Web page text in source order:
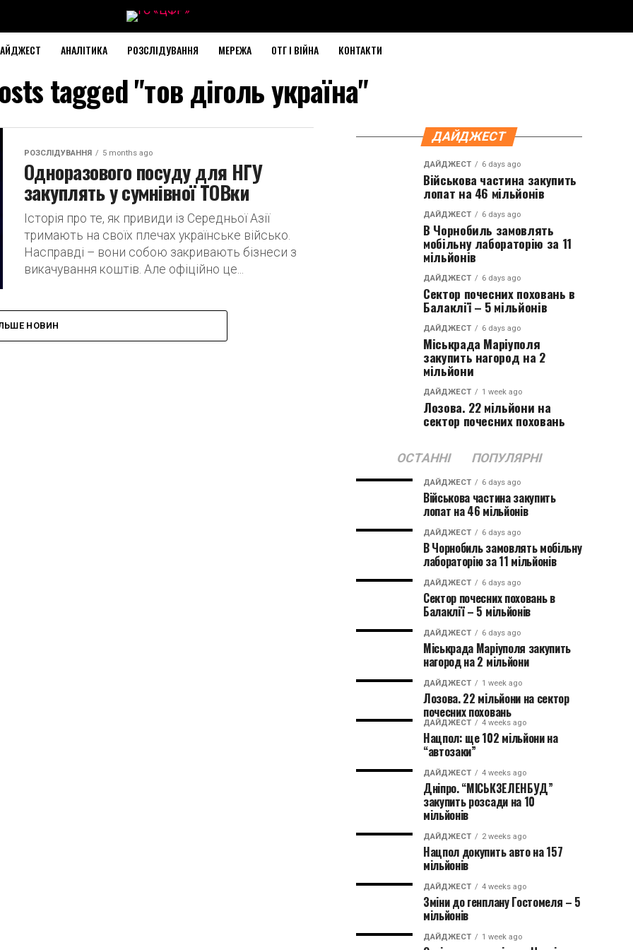
АНАЛІТИКА РОЗСЛІДУВАННЯ МЕРЕЖА ОТГ І ВІЙНА КОНТАКТИ
tagged "тов діголь україна"
РОЗСЛІДУВАННЯ 5 months ago
Одноразового посуду для НГУ
закуплять у сумнівної ТОВки
Історія про те, як привиди із Середньої Азії
тримають на своїх плечах українське військо.
Насправді – вони собою закривають бізнеси з
викачування коштів. Але офіційно це...
НОВИН
ДАЙДЖЕСТ
ДАЙДЖЕСТ 6 days ago
Військова частина закупить
лопат на 46 мільйонів
ДАЙДЖЕСТ 6 days ago
В Чорнобиль замовлять
мобільну лабораторію за 11
мільйонів
ДАЙДЖЕСТ 6 days ago
Сектор почесних поховань в
Балаклії – 5 мільйонів
ДАЙДЖЕСТ 6 days ago
Міськрада Маріуполя
закупить нагород на 2
мільйони
ДАЙДЖЕСТ 1 week ago
Лозова. 22 мільйони на
сектор почесних поховань
ОСТАННІ ПОПУЛЯРНІ
ДАЙДЖЕСТ 6 days ago
Військова частина закупить
лопат на 46 мільйонів
ДАЙДЖЕСТ 6 days ago
В Чорнобиль замовлять мобільну
лабораторію за 11 мільйонів
ДАЙДЖЕСТ 6 days ago
Сектор почесних поховань в
Балаклії – 5 мільйонів
ДАЙДЖЕСТ 6 days ago
Міськрада Маріуполя закупить
нагород на 2 мільйони
ДАЙДЖЕСТ 1 week ago
Лозова. 22 мільйони на сектор
почесних поховань
ДАЙДЖЕСТ 4 weeks ago
Нацпол: ще 102 мільйони на
“автозаки”
ДАЙДЖЕСТ 4 weeks ago
Дніпро. “МІСЬКЗЕЛЕНБУД”
закупить розсади на 10
мільйонів
ДАЙДЖЕСТ 2 weeks ago
Нацпол докупить авто на 157
мільйонів
ДАЙДЖЕСТ 4 weeks ago
Зміни до генплану Гостомеля – 5
мільйонів
ДАЙДЖЕСТ 1 week ago